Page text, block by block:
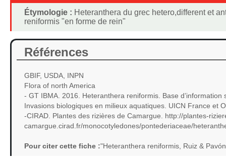
Étymologie : Heteranthera du grec hetero,different et
reniformis "en forme de rein"
Références
GBIF, USDA, INPN
Flora of north America
- GT IBMA. 2016. Heteranthera reniformis. Base
Invasions biologiques en milieux aquatiques. UICN France et
-CIRAD. Plantes des rizières de Camargue. http://plantes-
camargue.cirad.fr/monocotyledones/pontederiaceae/
Pour citer cette fiche :"Heteranthera reniformis, Ruiz &